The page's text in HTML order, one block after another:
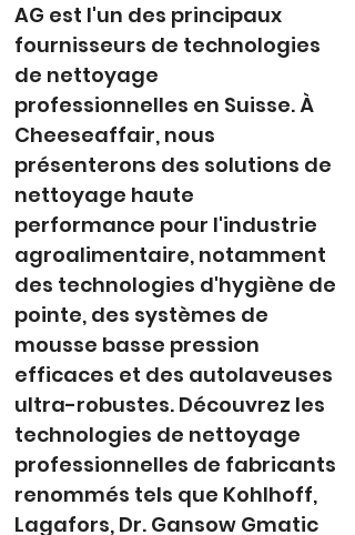
AG est l'un des principaux
fournisseurs de technologies
de nettoyage
professionnelles en Suisse. À
Cheeseaffair, nous
présenterons des solutions de
nettoyage haute
performance pour l'industrie
agroalimentaire, notamment
des technologies d'hygiène de
pointe, des systèmes de
mousse basse pression
efficaces et des autolaveuses
ultra-robustes. Découvrez les
technologies de nettoyage
professionnelles de fabricants
renommés tels que Kohlhoff,
Lagafors, Dr. Gansow Gmatic